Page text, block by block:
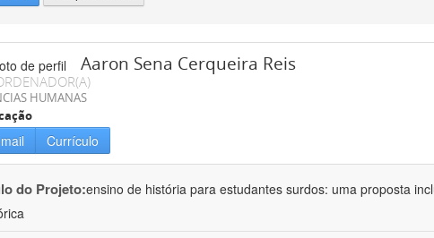
Aaron Sena Cerqueira Reis
HUMANAS
Currículo
do Projeto:ensino de história para estudantes surdos: uma proposta